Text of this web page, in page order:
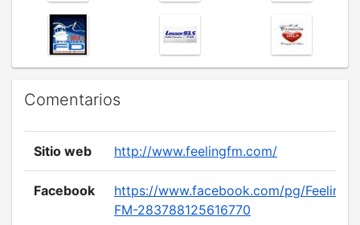
Comentarios
Sitio web http://www.feelingfm.com/
Facebook
https://www.facebook.com/pg/Feeling-
FM-283788125616770